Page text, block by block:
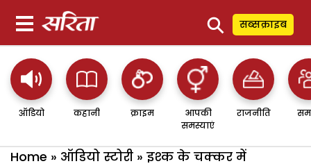
⚲ सब्सक्राइब
ऑडियो कहानी क्राइम
आपकी
समस्याएं
राजनीति
Home » ऑडियो स्टोरी » इश्क के चक्कर में